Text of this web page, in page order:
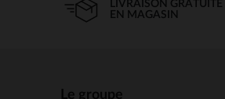
LIVRAISON GRATUITE
EN MAGASIN
Le groupe